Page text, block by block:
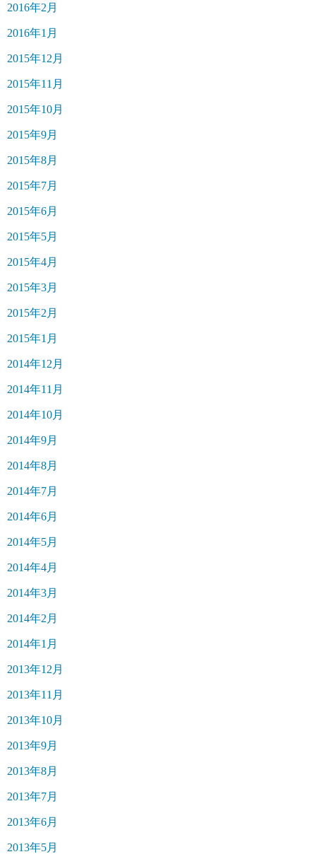
2016年2月
2016年1月
2015年12月
2015年11月
2015年10月
2015年9月
2015年8月
2015年7月
2015年6月
2015年5月
2015年4月
2015年3月
2015年2月
2015年1月
2014年12月
2014年11月
2014年10月
2014年9月
2014年8月
2014年7月
2014年6月
2014年5月
2014年4月
2014年3月
2014年2月
2014年1月
2013年12月
2013年11月
2013年10月
2013年9月
2013年8月
2013年7月
2013年6月
2013年5月